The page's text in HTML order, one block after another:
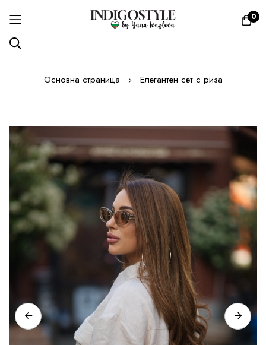
0
ПрескачанеОсновна страница Елегантен сет с риза
към
края
на
галерията
на
изображенията